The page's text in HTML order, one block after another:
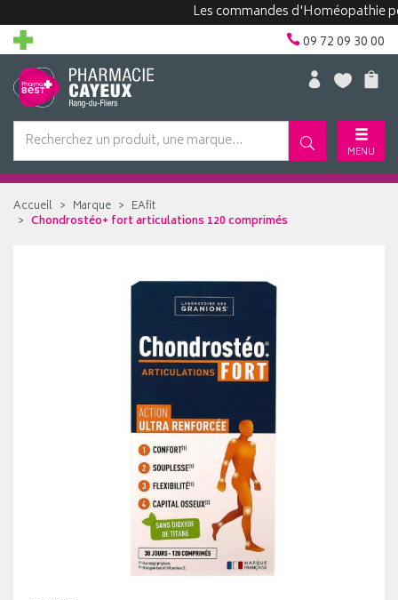
Les commandes d'Homéopathie
09 72 09 30 00
MENU
Accueil Marque
EAfit
Chondrostéo+ fort articulations 120 comprimés